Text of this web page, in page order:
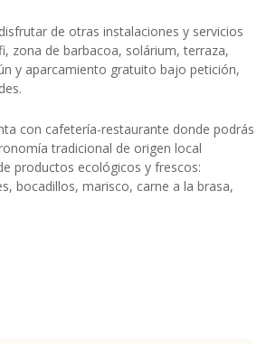
de otras instalaciones y servicios
zona de barbacoa, solárium, terraza,
y aparcamiento gratuito bajo petición,
con cafetería-restaurante donde podrás
tradicional de origen local
productos ecológicos y frescos:
bocadillos, marisco, carne a la brasa,